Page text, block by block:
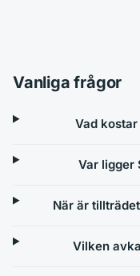
Vanliga frågor
Vad
Var ligger
När är
Vilken